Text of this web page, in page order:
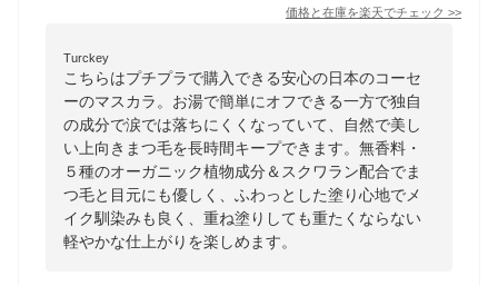
価格と在庫を楽天でチェック >>
Turckey
こちらはプチプラで購入できる安心の日本のコーセ
ーのマスカラ。お湯で簡単にオフできる一方で独自
の成分で涙では落ちにくくなっていて、自然で美し
い上向きまつ毛を長時間キープできます。無香料・
５種のオーガニック植物成分＆スクワラン配合でま
つ毛と目元にも優しく、ふわっとした塗り心地でメ
イク馴染みも良く、重ね塗りしても重たくならない
軽やかな仕上がりを楽しめます。